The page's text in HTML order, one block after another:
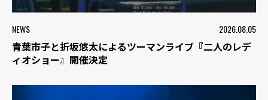
NEWS 2026.08.05
青葉市子と折坂悠太によるツーマンライブ『二人のレデ
ィオショー』開催決定